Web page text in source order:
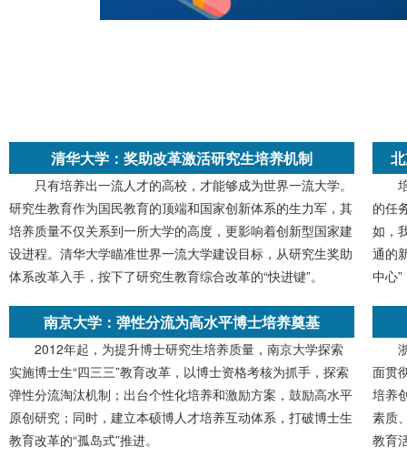
清华大学：奖助改革激活研究生培养机制
只有培养出一流人才的高校，才能够成为世界一流大学。
研究生教育作为国民教育的顶端和国家创新体系的生力军，其
培养质量不仅关系到一所大学的高度，更影响着创新型国家建
设进程。清华大学瞄准世界一流大学建设目标，从研究生奖助
体系改革入手，按下了研究生教育综合改革的“快进键”。
的任
如，
通的
中心
南京大学：弹性分流为高水平博士培养奠基
2012年起，为提升博士研究生培养质量，南京大学探索
实施博士生“四三三”教育改革，以博士资格考核为抓手，探索
弹性分流淘汰机制；出台个性化培养和激励方案，鼓励高水平
原创研究；同时，建立本硕博人才培养互动体系，打破博士生
教育改革的“孤岛式”推进。
面贯
培养
素质
教育